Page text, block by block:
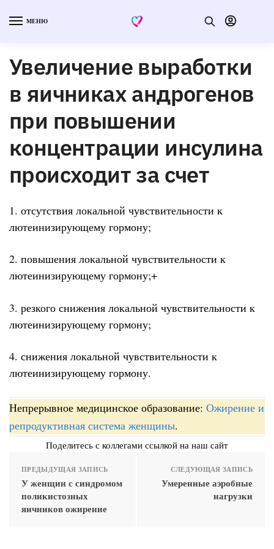
МЕНЮ
Увеличение выработки
в яичниках андрогенов
при повышении
концентрации инсулина
происходит за счет
1. отсутствия локальной чувствительности к
лютеинизирующему гормону;
2. повышения локальной чувствительности к
лютеинизирующему гормону;+
3. резкого снижения локальной чувствительности к
лютеинизирующему гормону;
4. снижения локальной чувствительности к
лютеинизирующему гормону.
Непрерывное медицинское образование: Ожирение и
репродуктивная система женщины.
Поделитесь с коллегами ссылкой на наш сайт
ПРЕДЫДУЩАЯ ЗАПИСЬ
У женщин с синдромом
поликистозных
яичников ожирение
СЛЕДУЮЩАЯ ЗАПИСЬ
Умеренные аэробные
нагрузки